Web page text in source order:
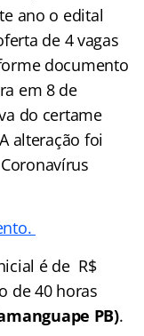
ano o edital
de 4 vagas
documento
em 8 de
do certame
alteração foi
é de R$
de 40 horas
PB).